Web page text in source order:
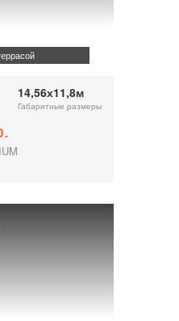
14,56х11,8м
Габаритные размеры